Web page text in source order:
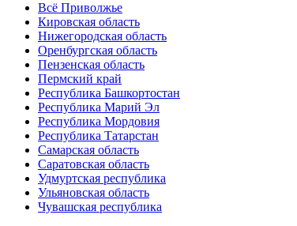
Всё Приволжье
Кировская область
Нижегородская область
Оренбургская область
Пензенская область
Пермский край
Республика Башкортостан
Республика Марий Эл
Республика Мордовия
Республика Татарстан
Самарская область
Саратовская область
Удмуртская республика
Ульяновская область
Чувашская республика